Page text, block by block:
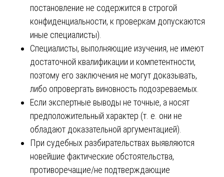
постановление не содержится в строгой
конфиденциальности, к проверкам допускаются
иные специалисты).
Специалисты, выполняющие изучения, не имеют
достаточной квалификации и компетентности,
поэтому его заключения не могут доказывать,
либо опровергать виновность подозреваемых.
Если экспертные выводы не точные, а носят
предположительный характер (т. е. они не
обладают доказательной аргументацией).
При судебных разбирательствах выявляются
новейшие фактические обстоятельства,
противоречащие/не подтверждающие